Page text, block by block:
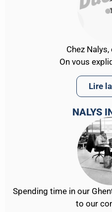
Chez
On vous
Lire
NALYS
Spending time in our
to our